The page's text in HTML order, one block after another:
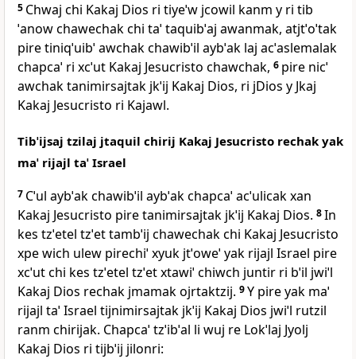
5 Chwaj chi Kakaj Dios ri tiyeˈw jcowil kanm y ri tib
ˈanow chawechak chi taˈ taquibˈaj awanmak, atjtˈoˈtak
pire tiniqˈuibˈ awchak chawibˈil aybˈak laj acˈaslemalak
chapcaˈ ri xcˈut Kakaj Jesucristo chawchak, 6 pire nicˈ
awchak tanimirsajtak jkˈij Kakaj Dios, ri jDios y Jkaj
Kakaj Jesucristo ri Kajawl.
Tibˈijsaj tzilaj jtaquil chirij Kakaj Jesucristo rechak yak
maˈ rijajl taˈ Israel
7 Cˈul aybˈak chawibˈil aybˈak chapcaˈ acˈulicak xan
Kakaj Jesucristo pire tanimirsajtak jkˈij Kakaj Dios. 8In
kes tzˈetel tzˈet tambˈij chawechak chi Kakaj Jesucristo
xpe wich ulew pirechiˈ xyuk jtˈoweˈ yak rijajl Israel pire
xcˈut chi kes tzˈetel tzˈet xtawiˈ chiwch juntir ri bˈil jwiˈl
Kakaj Dios rechak jmamak ojrtaktzij. 9Y pire yak maˈ
rijajl taˈ Israel tijnimirsajtak jkˈij Kakaj Dios jwiˈl rutzil
ranm chirijak. Chapcaˈ tzˈibˈal li wuj re Lokˈlaj Jyolj
Kakaj Dios ri tijbˈij jilonri: